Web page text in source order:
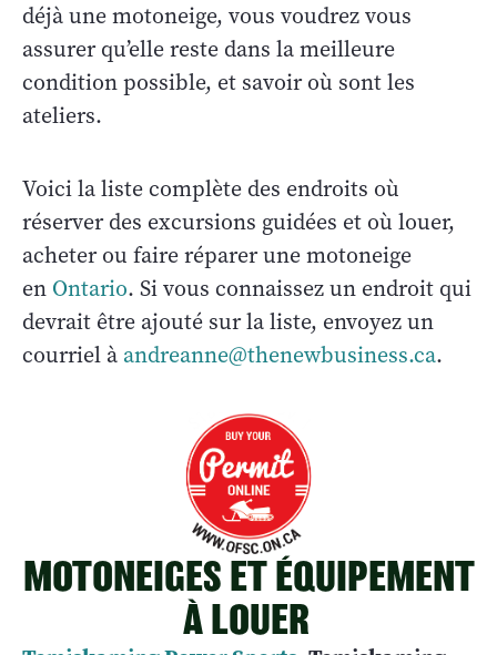
déjà une motoneige, vous voudrez vous
assurer qu’elle reste dans la meilleure
condition possible, et savoir où sont les
ateliers.
Voici la liste complète des endroits où
réserver des excursions guidées et où louer,
acheter ou faire réparer une motoneige
en Ontario. Si vous connaissez un endroit qui
devrait être ajouté sur la liste, envoyez un
courriel à andreanne@thenewbusiness.ca.
MOTONEIGES ET ÉQUIPEMENT
À LOUER